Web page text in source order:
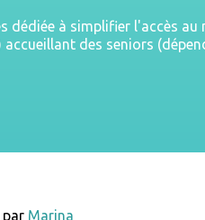
dédiée à simplifier l'accès au
des seniors
par Marina